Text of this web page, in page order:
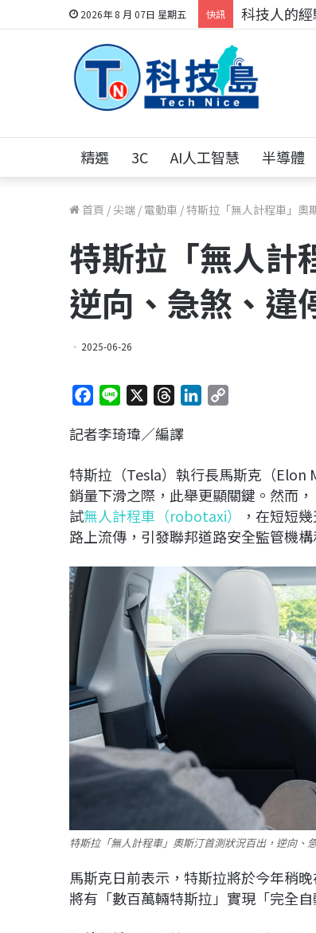
2026年 8 月 07日 星期五 快訊 科技人的
精選 3C AI人工智慧 半導體
首頁 /尖端 / 電動車 /特斯拉「無人計程車」奧
特斯拉「無人計
逆向、急煞、違
2025-06-26
c
b
o
o
k
n
r
a
d
s
e
d
I
n
L
i
n
k
記者李琦瑋／編譯
特斯拉（Tesla）執行長馬斯克（Elon
銷量下滑之際，此舉更顯關鍵。然而
試無人計程車（robotaxi）
，在短短
路上流傳，引發聯邦道路安全監管機
特斯拉「無人計程車」奧斯汀首測狀況百出，逆向、
馬斯克日前表示，特斯拉將於今年稍
將有「數百萬輛特斯拉」實現「完全自